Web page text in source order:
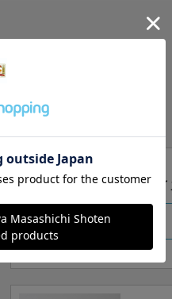
）はこちら
Sサイ